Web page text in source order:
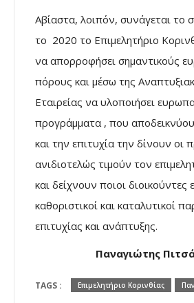
Αβίαστα, λοιπόν, συνάγεται το
το 2020 το Επιμελητήριο
να απορροφήσει σημαντικούς
πόρους και μέσω της
Εταιρείας να υλοποιήσει
προγράμματα , που
και την επιτυχία την δίνουν οι
ανιδιοτελώς τιμούν τον
και δείχνουν ποιοι διοικούντες
καθοριστικοί και καταλυτικοί
επιτυχίας και ανάπτυξης.
Παναγιώτης
TAGS : Επιμελητήριο Κορινθίας